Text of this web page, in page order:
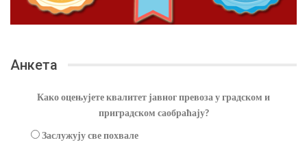
Анкета
Како оцењујете квалитет јавног превоза у градском и
приградском саобраћају?
Заслужују све похвале